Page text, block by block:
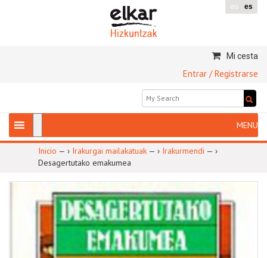
eu es
Mi cesta
Entrar / Registrarse
Inicio — › Irakurgai mailakatuak — › Irakurmendi — ›
Desagertutako emakumea